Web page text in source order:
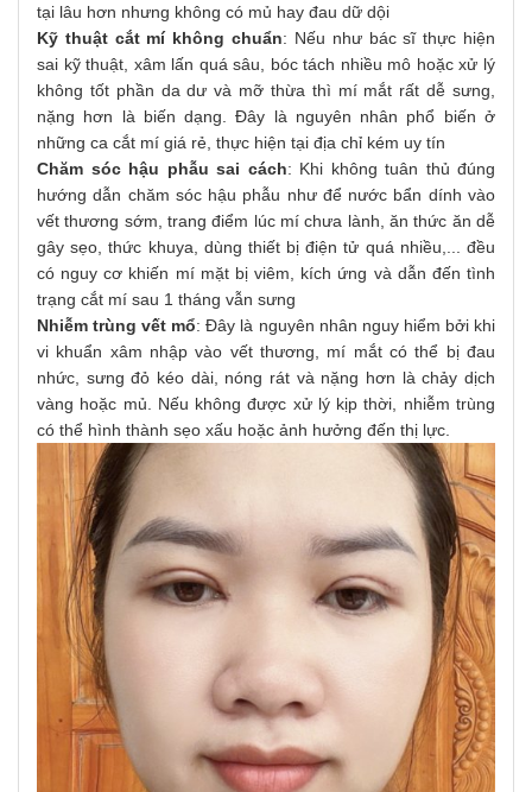
tại lâu hơn nhưng không có mủ hay đau dữ dội
Kỹ thuật cắt mí không chuẩn: Nếu như bác sĩ thực hiện
sai kỹ thuật, xâm lấn quá sâu, bóc tách nhiều mô hoặc xử lý
không tốt phần da dư và mỡ thừa thì mí mắt rất dễ sưng,
nặng hơn là biến dạng. Đây là nguyên nhân phổ biến ở
những ca cắt mí giá rẻ, thực hiện tại địa chỉ kém uy tín
Chăm sóc hậu phẫu sai cách: Khi không tuân thủ đúng
hướng dẫn chăm sóc hậu phẫu như để nước bẩn dính vào
vết thương sớm, trang điểm lúc mí chưa lành, ăn thức ăn dễ
gây sẹo, thức khuya, dùng thiết bị điện tử quá nhiều,... đều
có nguy cơ khiến mí mặt bị viêm, kích ứng và dẫn đến tình
trạng cắt mí sau 1 tháng vẫn sưng
Nhiễm trùng vết mổ: Đây là nguyên nhân nguy hiểm bởi khi
vi khuẩn xâm nhập vào vết thương, mí mắt có thể bị đau
nhức, sưng đỏ kéo dài, nóng rát và nặng hơn là chảy dịch
vàng hoặc mủ. Nếu không được xử lý kịp thời, nhiễm trùng
có thể hình thành sẹo xấu hoặc ảnh hưởng đến thị lực.